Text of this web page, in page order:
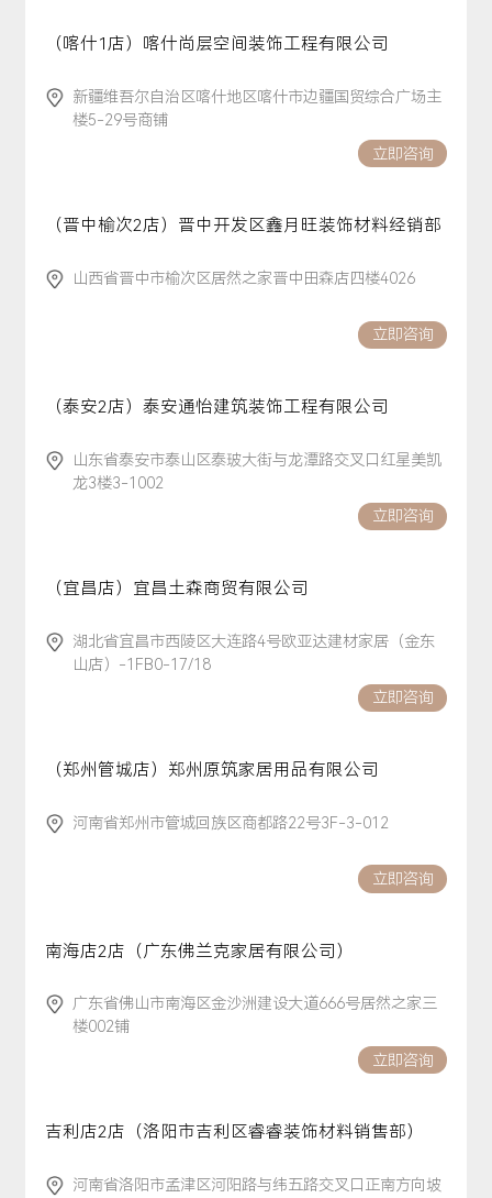
（喀什1店）喀什尚层空间装饰工程有限公司
新疆维吾尔自治区喀什地区喀什市边疆国贸综合广场主
楼5-29号商铺
立即咨询
（晋中榆次2店）晋中开发区鑫月旺装饰材料经销部
山西省晋中市榆次区居然之家晋中田森店四楼4026
立即咨询
（泰安2店）泰安通怡建筑装饰工程有限公司
山东省泰安市泰山区泰玻大街与龙潭路交叉口红星美凯
龙3楼3-1002
立即咨询
（宜昌店）宜昌土森商贸有限公司
湖北省宜昌市西陵区大连路4号欧亚达建材家居（金东
山店）-1FB0-17/18
立即咨询
（郑州管城店）郑州原筑家居用品有限公司
河南省郑州市管城回族区商都路22号3F-3-012
立即咨询
南海店2店（广东佛兰克家居有限公司）
广东省佛山市南海区金沙洲建设大道666号居然之家三
楼002铺
立即咨询
吉利店2店（洛阳市吉利区睿睿装饰材料销售部）
河南省洛阳市孟津区河阳路与纬五路交叉口正南方向坡